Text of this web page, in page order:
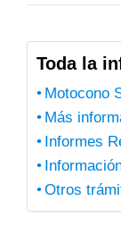
Toda la
Motocono
Más
Informes
Otros